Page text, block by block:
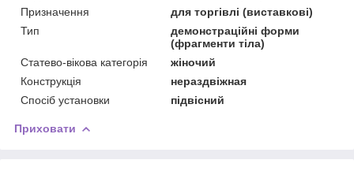
Призначення
для торгівлі (виставкові)
Тип
демонстраційні форми
(фрагменти тіла)
Статево-вікова категорія
жіночий
Конструкція
нераздвіжная
Спосіб установки
підвісний
Приховати